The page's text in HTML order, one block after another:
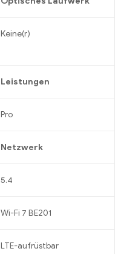
Keine(r)
Leistungen
Pro
Netzwerk
5.4
Wi-Fi 7 BE201
LTE-aufrüstbar